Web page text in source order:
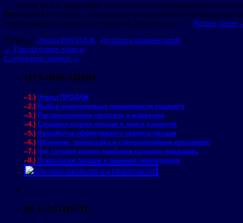
___Здравствуйте уважаемые читатели моего информационного
физических сигналов; 2. Правильное распределение
перцептивных процессов в трудовой деятельности: … Читать далее
Рубрика: Этапы ПРОДАЖ | Оставить комментарий
← Предыдущие записи
Следующие записи →
ПУБЛИКАЦИИ:
--1.) Этапы ПРОДАЖ.
--2.) Выбор конкурентных преимуществ продукта.
--3.) Рекламирование продукта и маркетинг.
--4.) Создание отдела продаж и поиск клиентов.
--5.) Разработка эффективного скрипта продаж.
--6.) Обучение, тренировка и стимулирование продавцов.
--7.) Что сегодня можно наиболее выгодно продавать.
--8.) Психология продаж и ведения переговоров.
ВСЕ ЗАПИСИ: